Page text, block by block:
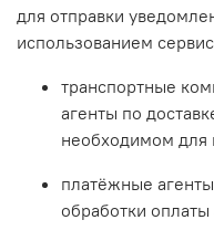
для отправки
использованием
транспортные
агенты по
необходимом для
платёжные
обработки оплаты